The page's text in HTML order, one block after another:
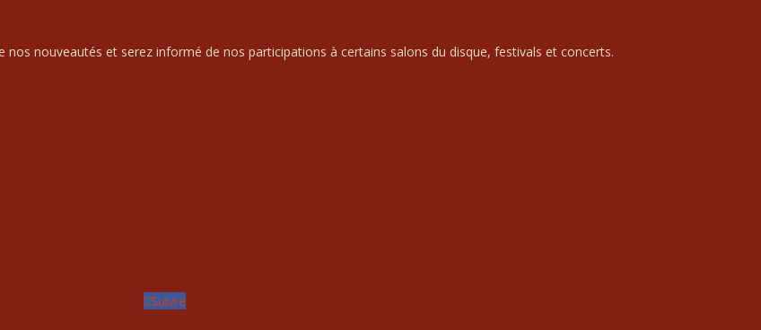
nouveautés et serez informé de nos participations à certains salons du disque, festivals et concerts.
Suivre